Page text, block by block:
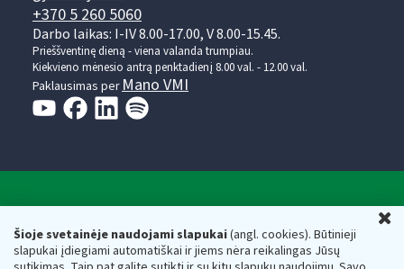
Šioje svetainėje naudojami slapukai(angl. cookies). Būtinieji
slapukai įdiegiami automatiškai ir jiems nėra reikalingas Jūsų
+370 5 260 5060
Darbo laikas: I-IV 8.00-17.00, V 8.00-15.45.
Prieššventinę dieną - viena valanda trumpiau.
Kiekvieno mėnesio antrą penktadienį 8.00 val. - 12.00 val.
Paklausimas per Mano VMI
Respublikos finansų ministerijos
Biudžetinė įstaiga. Juridinio asmens kodas — 188659752,